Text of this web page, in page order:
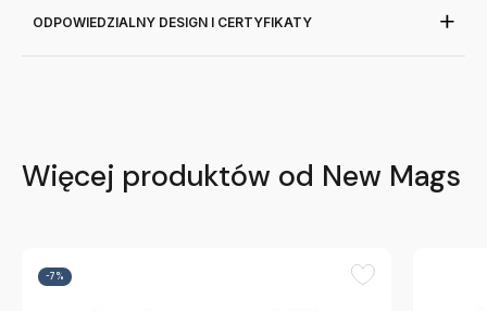
ODPOWIEDZIALNY DESIGN I CERTYFIKATY
Więcej produktów od New Mags
-7%